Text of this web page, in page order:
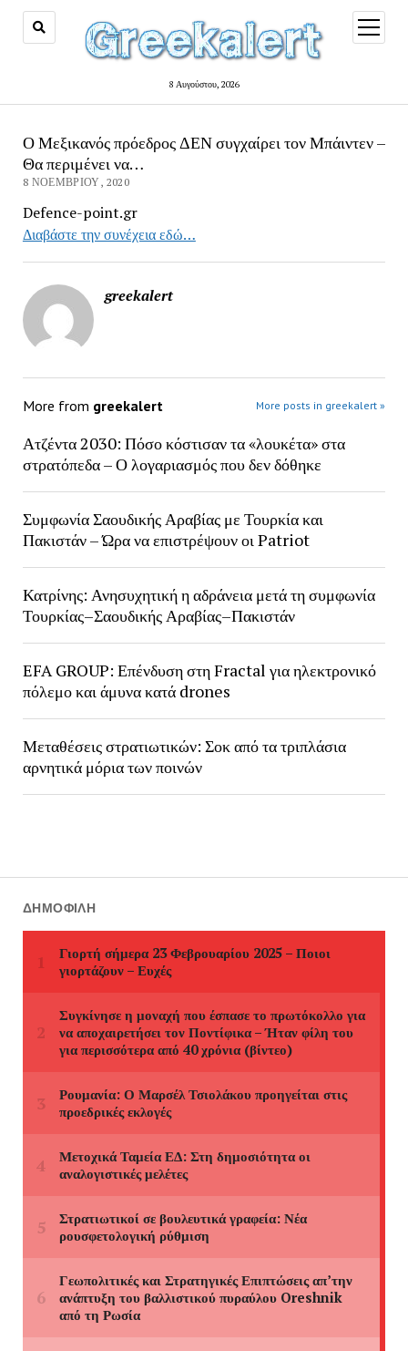
8 Αυγούστου, 2026
open
menu
Ο Μεξικανός πρόεδρος ΔΕΝ συγχαίρει τον Μπάιντεν –
Θα περιμένει να…
8 ΝΟΕΜΒΡΊΟΥ, 2020
Defence-point.gr
Διαβάστε την συνέχεια εδώ…
greekalert
More from greekalert More posts in greekalert »
Ατζέντα 2030: Πόσο κόστισαν τα «λουκέτα» στα
στρατόπεδα – Ο λογαριασμός που δεν δόθηκε
Συμφωνία Σαουδικής Αραβίας με Τουρκία και
Πακιστάν – Ώρα να επιστρέψουν οι Patriot
Κατρίνης: Ανησυχητική η αδράνεια μετά τη συμφωνία
Τουρκίας–Σαουδικής Αραβίας–Πακιστάν
EFA GROUP: Επένδυση στη Fractal για ηλεκτρονικό
πόλεμο και άμυνα κατά drones
Μεταθέσεις στρατιωτικών: Σοκ από τα τριπλάσια
αρνητικά μόρια των ποινών
ΔΗΜΟΦΙΛΉ